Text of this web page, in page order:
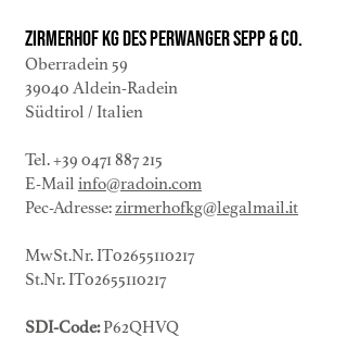
Zirmerhof KG des Perwanger Sepp & Co.
Oberradein 59
39040 Aldein-Radein
Südtirol / Italien
Tel.+39 0471 887 215
E-Mail info@radoin.com
Pec-Adresse:zirmerhofkg@legalmail.it
MwSt.Nr. IT02655110217
St.Nr. IT02655110217
SDI-Code:P62QHVQ